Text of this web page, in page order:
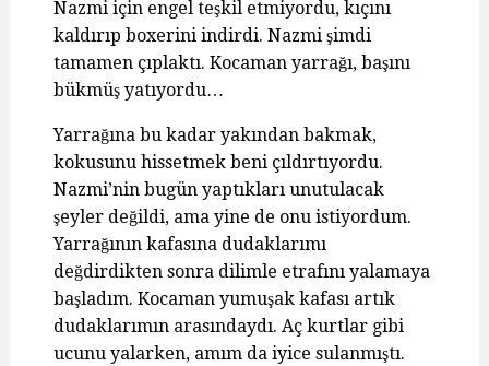
Nazmi için engel teşkil etmiyordu, kıçını
kaldırıp boxerini indirdi. Nazmi şimdi
tamamen çıplaktı. Kocaman yarrağı, başını
bükmüş yatıyordu…
Yarrağına bu kadar yakından bakmak,
kokusunu hissetmek beni çıldırtıyordu.
Nazmi’nin bugün yaptıkları unutulacak
şeyler değildi, ama yine de onu istiyordum.
Yarrağının kafasına dudaklarımı
değdirdikten sonra dilimle etrafını yalamaya
başladım. Kocaman yumuşak kafası artık
dudaklarımın arasındaydı. Aç kurtlar gibi
ucunu yalarken, amım da iyice sulanmıştı.